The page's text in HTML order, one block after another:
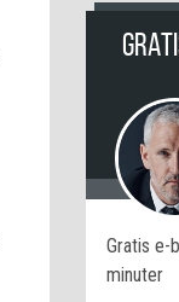
Gratis e-
minuter